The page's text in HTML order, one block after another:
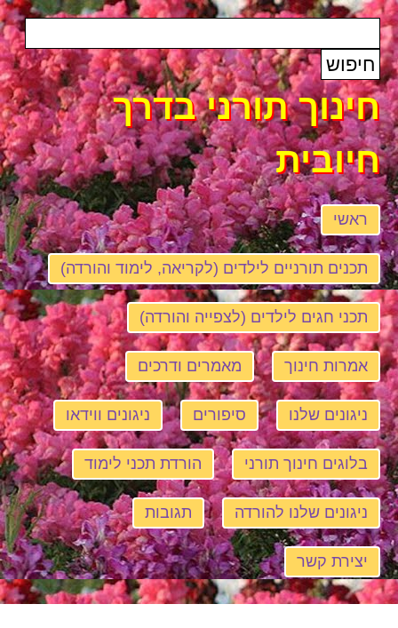
חינוך תורני בדרך
חיובית
ראשי
תכנים תורניים לילדים (לקריאה, לימוד והורדה)
תכני חגים לילדים (לצפייה והורדה)
אמרות חינוך מאמרים ודרכים
ניגונים שלנו סיפורים ניגונים ווידאו
בלוגים חינוך תורני הורדת תכני לימוד
ניגונים שלנו להורדה תגובות
יצירת קשר